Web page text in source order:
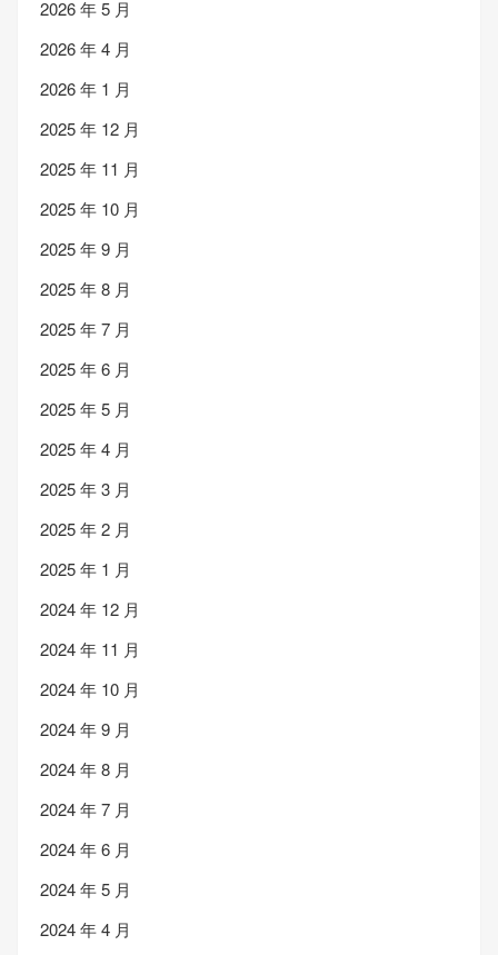
2026 年 5 月
2026 年 4 月
2026 年 1 月
2025 年 12 月
2025 年 11 月
2025 年 10 月
2025 年 9 月
2025 年 8 月
2025 年 7 月
2025 年 6 月
2025 年 5 月
2025 年 4 月
2025 年 3 月
2025 年 2 月
2025 年 1 月
2024 年 12 月
2024 年 11 月
2024 年 10 月
2024 年 9 月
2024 年 8 月
2024 年 7 月
2024 年 6 月
2024 年 5 月
2024 年 4 月